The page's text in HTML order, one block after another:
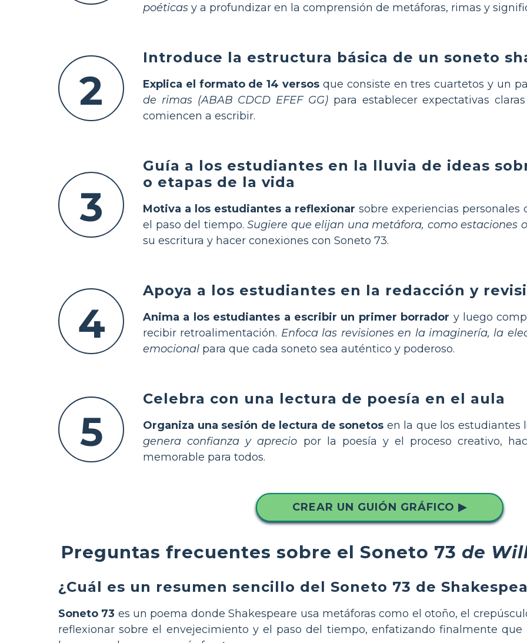
poéticas y a profundizar en la comprensión de metáforas, rimas y
2
Introduce la estructura básica de un soneto
Explica el formato de 14 versos que consiste en tres cuartetos y un
de rimas (ABAB CDCD EFEF GG)para establecer expectativas
comiencen a escribir.
3
Guía a los estudiantes en la lluvia de ideas
o etapas de la vida
Motiva a los estudiantes a reflexionar sobre experiencias
el paso del tiempo. Sugiere que elijan una metáfora, como estaciones
su escritura y hacer conexiones con Soneto 73.
4
Apoya a los estudiantes en la redacción y
Anima a los estudiantes a escribir un primer borrador y luego
recibir retroalimentación. Enfoca las revisiones en la imaginería, la
emocional para que cada soneto sea auténtico y poderoso.
5
Celebra con una lectura de poesía en el aula
Organiza una sesión de lectura de sonetos en la que los estudiantes
genera confianza y aprecio por la poesía y el proceso creativo,
memorable para todos.
CREAR UN GUIÓN GRÁFICO ▶
Preguntas frecuentes sobre el Soneto 73 de
¿Cuál es un resumen sencillo del Soneto 73 de
Soneto 73 es un poema donde Shakespeare usa metáforas como el otoño, el
reflexionar sobre el envejecimiento y el paso del tiempo, enfatizando finalmente